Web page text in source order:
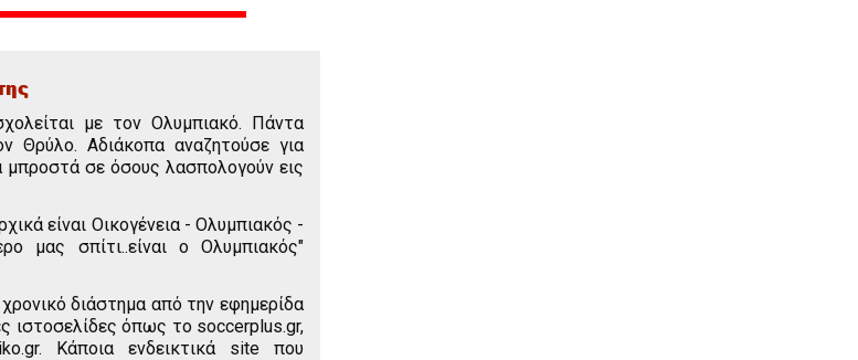
με τον Ολυμπιακό. Πάντα
Θρύλο. Αδιάκοπα αναζητούσε για
μπροστά σε όσους λασπολογούν εις
είναι Οικογένεια - Ολυμπιακός -
μας σπίτι..είναι ο Ολυμπιακός"
διάστημα από την εφημερίδα
ιστοσελίδες όπως το soccerplus.gr,
Κάποια ενδεικτικά site που